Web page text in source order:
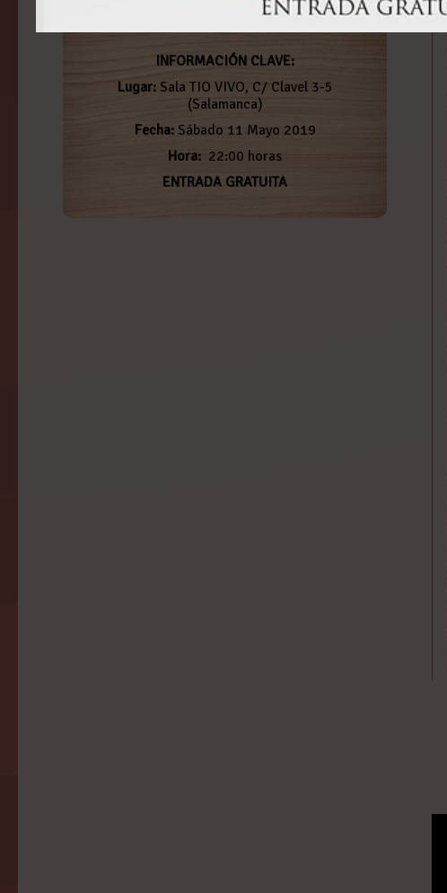
INFORMACIÓN CLAVE:
Lugar:Sala TIO VIVO, C/ Clavel 3-5
(Salamanca)
Fecha:Sábado 11 Mayo 2019
Hora: 22:00 horas
ENTRADA GRATUITA